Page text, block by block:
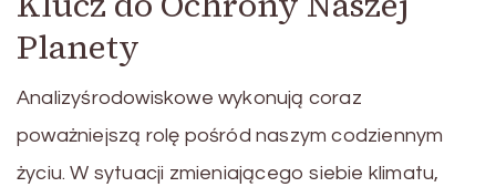
Planety
Analizyśrodowiskowe wykonują coraz
poważniejszą rolę pośród naszym codziennym
życiu. W sytuacji zmieniającego siebie klimatu,